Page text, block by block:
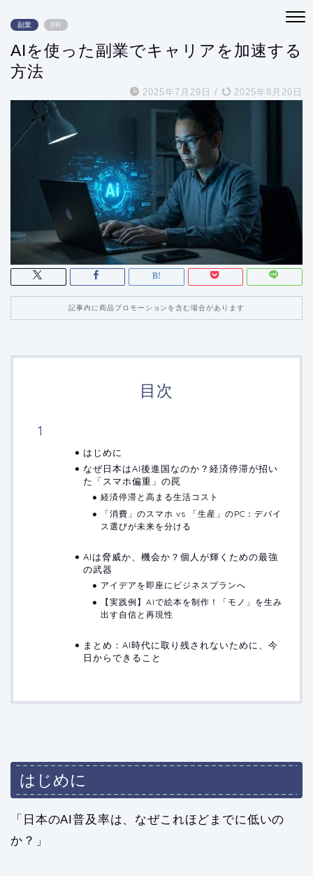
副業 PR
AIを使った副業でキャリアを加速する
方法
2025年7月29日 / 2025年8月20日
記事内に商品プロモーションを含む場合があります
目次
はじめに
なぜ日本はAI後進国なのか？経済停滞が招い
た「スマホ偏重」の罠
経済停滞と高まる生活コスト
「消費」のスマホ vs 「生産」のPC：デバイ
ス選びが未来を分ける
AIは脅威か、機会か？個人が輝くための最強
の武器
アイデアを即座にビジネスプランへ
【実践例】AIで絵本を制作！「モノ」を生み
出す自信と再現性
まとめ：AI時代に取り残されないために、今
日からできること
はじめに
「日本のAI普及率は、なぜこれほどまでに低いの
か？」